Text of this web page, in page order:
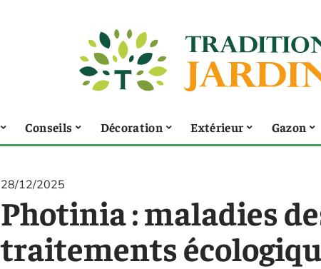
Conseils Décoration Extérieur Gazon
28/12/2025
Photinia : maladies
traitements